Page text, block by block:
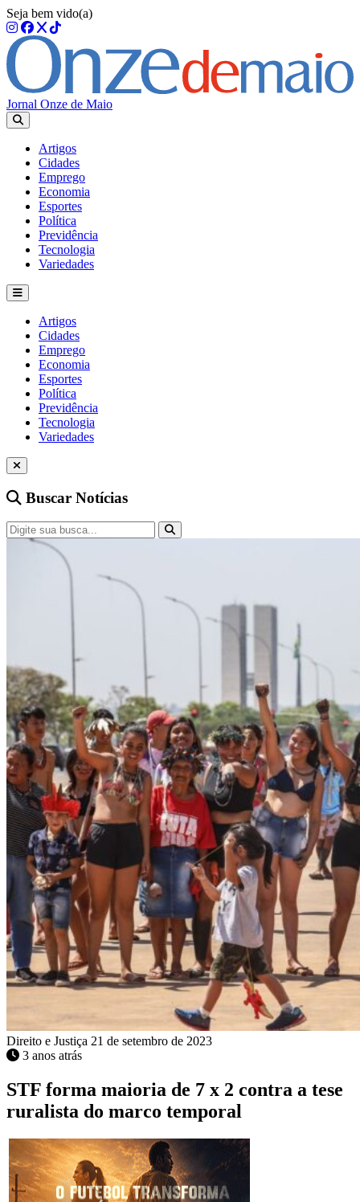
Seja bem vido(a)
Jornal Onze de Maio
Artigos
Cidades
Emprego
Economia
Esportes
Política
Previdência
Tecnologia
Variedades
Artigos
Cidades
Emprego
Economia
Esportes
Política
Previdência
Tecnologia
Variedades
Buscar Notícias
Direito e Justiça 21 de setembro de 2023
3 anos atrás
STF forma maioria de 7 x 2 contra a tese
ruralista do marco temporal